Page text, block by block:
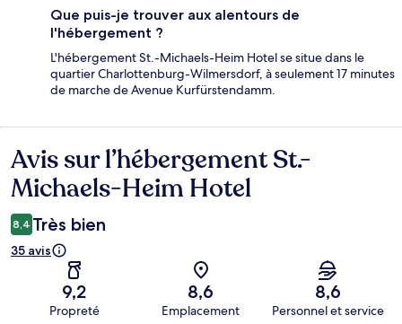
Que puis-je trouver aux alentours de
l'hébergement ?
L'hébergement St.-Michaels-Heim Hotel se situe dans le
quartier Charlottenburg-Wilmersdorf, à seulement 17 minutes
de marche de Avenue Kurfürstendamm.
Avis
Avis sur l’hébergement St.-
Michaels-Heim Hotel
8,4 Très bien
35 avis
9,2
Propreté
8,6
Emplacement
8,6
Personnel et service